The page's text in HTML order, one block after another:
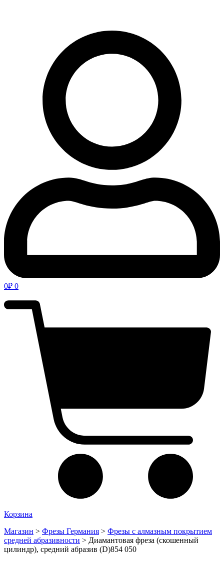
0₽ 0
Корзина
Магазин > Фрезы Германия > Фрезы с алмазным покрытием
средней абразивности > Диамантовая фреза (скошенный
цилиндр), средний абразив (D)854 050